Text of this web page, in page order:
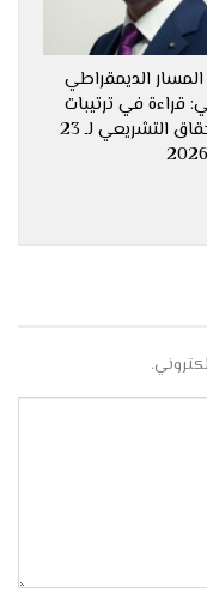
الديمقراطي
قراءة في ترتيبات
الاستحقاق التشريعي لـ 23